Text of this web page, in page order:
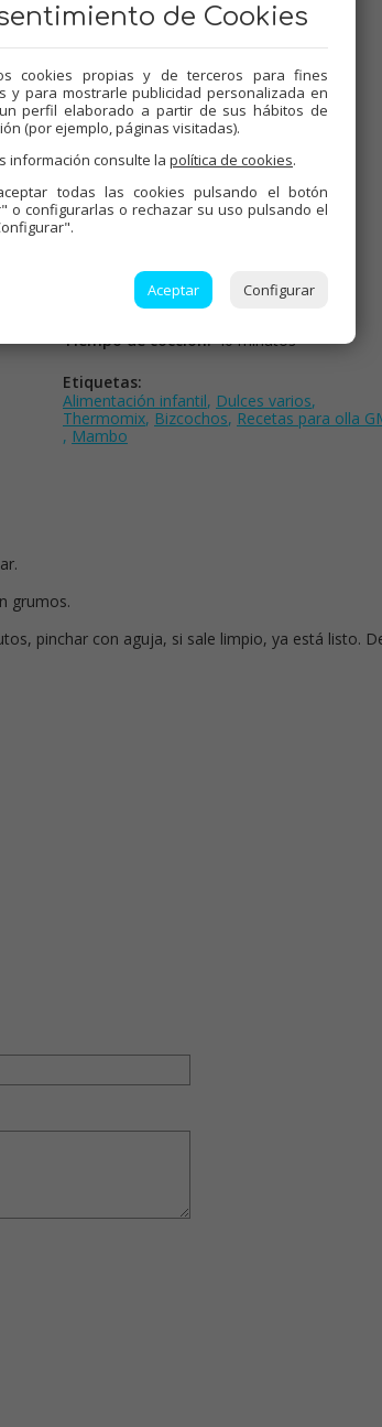
Dificultad:Baja
Tiempo de cocción:40 minutos
Etiquetas:
Alimentación infantil, Dulces varios,
Thermomix, Bizcochos, Recetas para olla
, Mambo
grumos.
pinchar con aguja, si sale limpio, ya está listo.
de Cookies
cookies propias y de terceros para fines
y para mostrarle publicidad personalizada en
perfil elaborado a partir de sus hábitos de
(por ejemplo, páginas visitadas).
información consulte la política de cookies.
todas las cookies pulsando el botón
o configurarlas o rechazar su uso pulsando el
Aceptar Configurar